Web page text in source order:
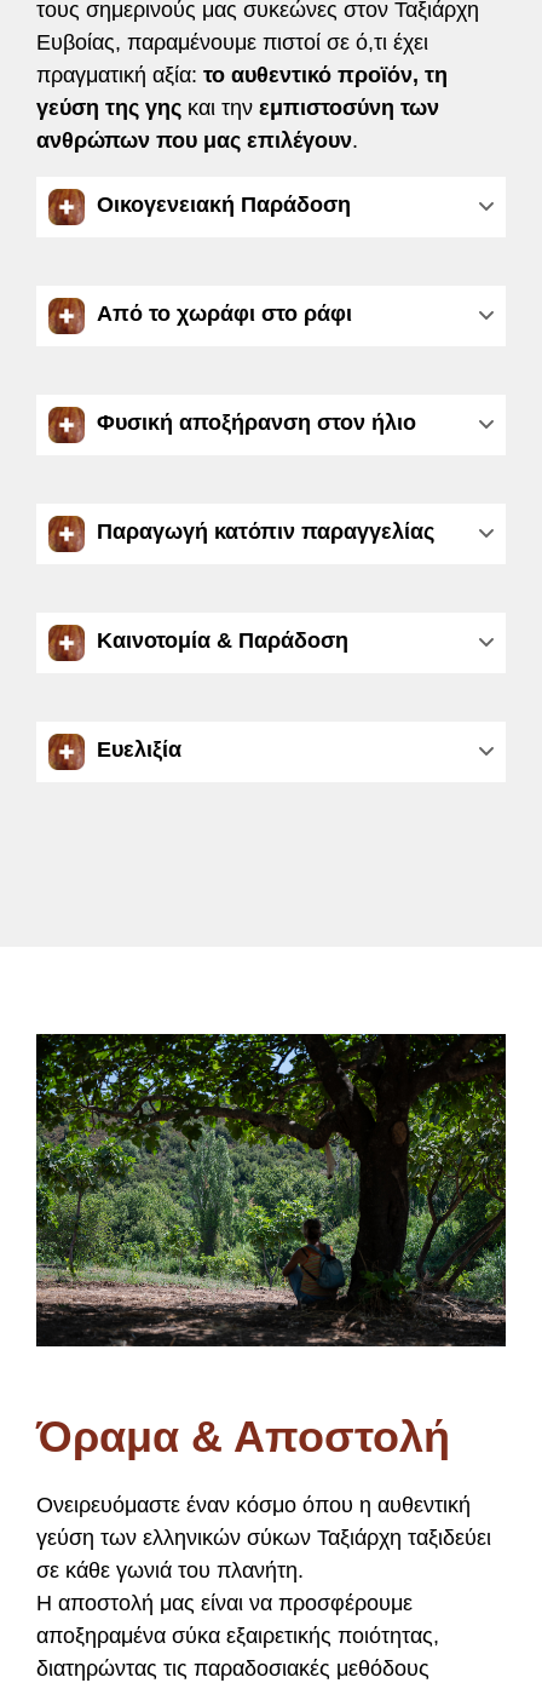
τους σημερινούς μας συκεώνες στον Ταξιάρχη
Ευβοίας, παραμένουμε πιστοί σε ό,τι έχει
πραγματική αξία: το αυθεντικό προϊόν, τη
γεύση της γης και την εμπιστοσύνη των
ανθρώπων που μας επιλέγουν.
Οικογενειακή Παράδοση
Από το χωράφι στο ράφι
Φυσική αποξήρανση στον ήλιο
Παραγωγή κατόπιν παραγγελίας
Καινοτομία & Παράδοση
Ευελιξία
Όραμα & Αποστολή
Ονειρευόμαστε έναν κόσμο όπου η αυθεντική
γεύση των ελληνικών σύκων Ταξιάρχη ταξιδεύει
σε κάθε γωνιά του πλανήτη.
H αποστολή μας είναι να προσφέρουμε
αποξηραμένα σύκα εξαιρετικής ποιότητας,
διατηρώντας τις παραδοσιακές μεθόδους